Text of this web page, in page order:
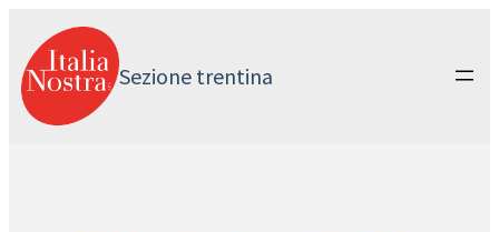
contenuto
Sezione trentina